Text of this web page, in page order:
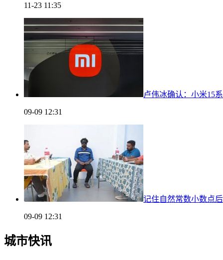
11-23 11:35
卢伟冰确认：小米15
09-09 12:31
记住自然常数小数点
09-09 12:31
城市快讯